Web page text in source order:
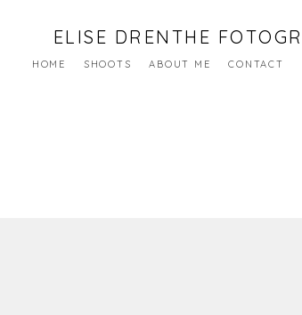
ELISE DRENTHE
HOME SHOOTS ABOUT ME CONTACT